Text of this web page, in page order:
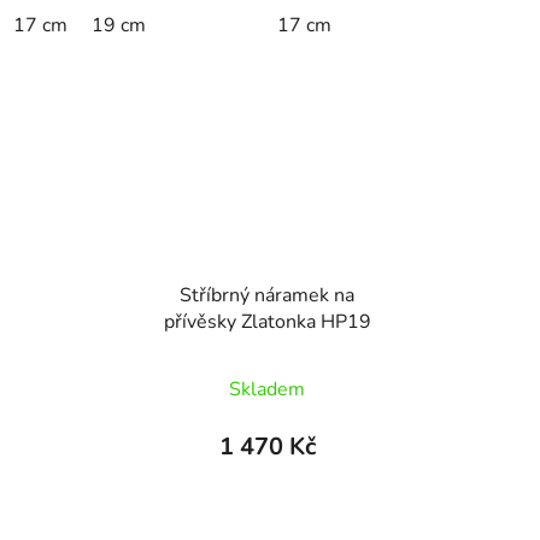
17 cm 19 cm 17 cm
Stříbrný náramek na
přívěsky Zlatonka HP19
Skladem
1 470 Kč